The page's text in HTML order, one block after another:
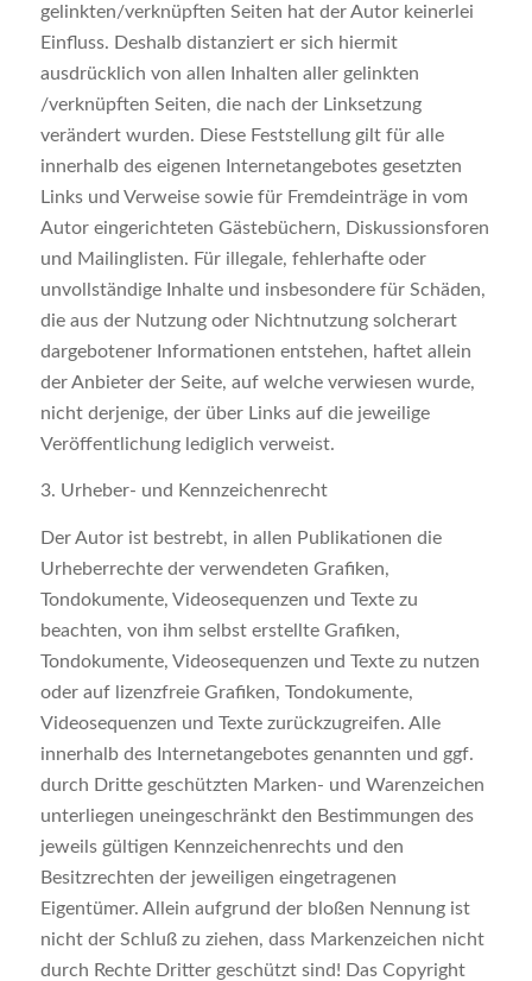
gelinkten/verknüpften Seiten hat der Autor keinerlei
Einfluss. Deshalb distanziert er sich hiermit
ausdrücklich von allen Inhalten aller gelinkten
/verknüpften Seiten, die nach der Linksetzung
verändert wurden. Diese Feststellung gilt für alle
innerhalb des eigenen Internetangebotes gesetzten
Links und Verweise sowie für Fremdeinträge in vom
Autor eingerichteten Gästebüchern, Diskussionsforen
und Mailinglisten. Für illegale, fehlerhafte oder
unvollständige Inhalte und insbesondere für Schäden,
die aus der Nutzung oder Nichtnutzung solcherart
dargebotener Informationen entstehen, haftet allein
der Anbieter der Seite, auf welche verwiesen wurde,
nicht derjenige, der über Links auf die jeweilige
Veröffentlichung lediglich verweist.
3. Urheber- und Kennzeichenrecht
Der Autor ist bestrebt, in allen Publikationen die
Urheberrechte der verwendeten Grafiken,
Tondokumente, Videosequenzen und Texte zu
beachten, von ihm selbst erstellte Grafiken,
Tondokumente, Videosequenzen und Texte zu nutzen
oder auf lizenzfreie Grafiken, Tondokumente,
Videosequenzen und Texte zurückzugreifen. Alle
innerhalb des Internetangebotes genannten und ggf.
durch Dritte geschützten Marken- und Warenzeichen
unterliegen uneingeschränkt den Bestimmungen des
jeweils gültigen Kennzeichenrechts und den
Besitzrechten der jeweiligen eingetragenen
Eigentümer. Allein aufgrund der bloßen Nennung ist
nicht der Schluß zu ziehen, dass Markenzeichen nicht
durch Rechte Dritter geschützt sind! Das Copyright